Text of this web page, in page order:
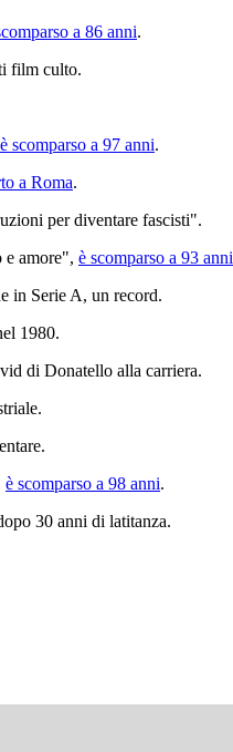
a 86 anni.
film culto.
è scomparso a 97 anni.
a Roma.
per diventare fascisti".
e amore", è scomparso a 93 anni
in Serie A, un record.
1980.
di Donatello alla carriera.
è scomparso a 98 anni.
30 anni di latitanza.